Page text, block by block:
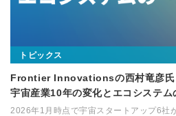
トピックス
Frontier Innovationsの西村竜彦氏
宇宙産業10年の変化とエコシステム
2026年1月時点で宇宙スタートアップ6社